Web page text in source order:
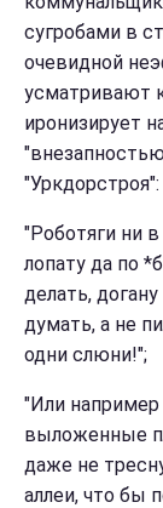
сугробами в
очевидной
усматривают
иронизирует
"Уркдорстроя":
"Роботяги ни
лопату да по
делать,
думать, а не
одни слюни!";
"Или
выложенные
даже не
аллеи, что бы